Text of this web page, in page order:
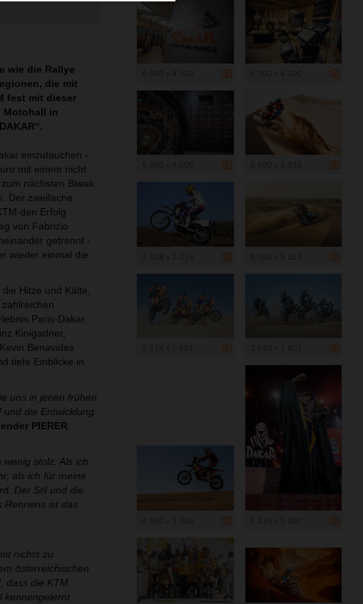
wie die Rallye
die mit
fest mit dieser
Motohall in
einzutauchen -
mit einem nicht
nächsten Biwak
Der zweifache
den Erfolg
von Fabrizio
getrennt -
wieder einmal die
Hitze und Kälte,
Paris-Dakar,
Kinigadner,
Benavides
tiefe Einblicke in
uns in jenen frühen
die Entwicklung
PIERER
stolz. Als ich
als ich für meine
Der Stil und die
Rennens ist das
nichts zu
österreichischen
dass die KTM
kennengelernt